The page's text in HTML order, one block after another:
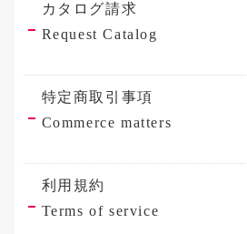
カタログ請求
Request Catalog
特定商取引事項
Commerce matters
利用規約
Terms of service